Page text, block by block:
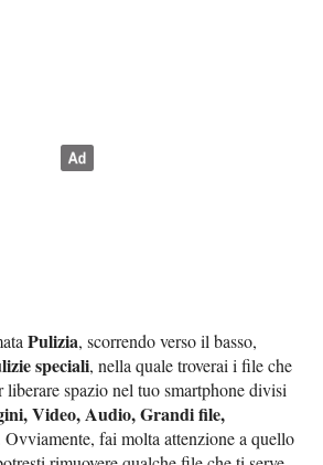
Pulizia, scorrendo verso il basso,
speciali, nella quale troverai i file che
liberare spazio nel tuo smartphone divisi
Video, Audio, Grandi file,
Ovviamente, fai molta attenzione a quello